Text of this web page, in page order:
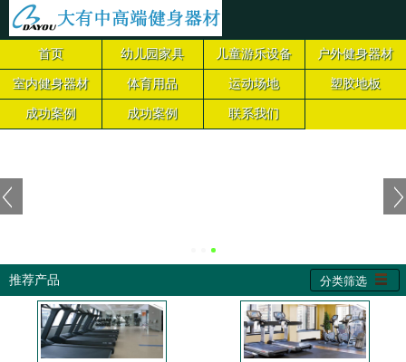
首页 幼儿园家具 儿童游乐设备 户外健身器材
室内健身器材 体育用品 运动场地 塑胶地板
成功案例 成功案例 联系我们
推荐产品 分类筛选